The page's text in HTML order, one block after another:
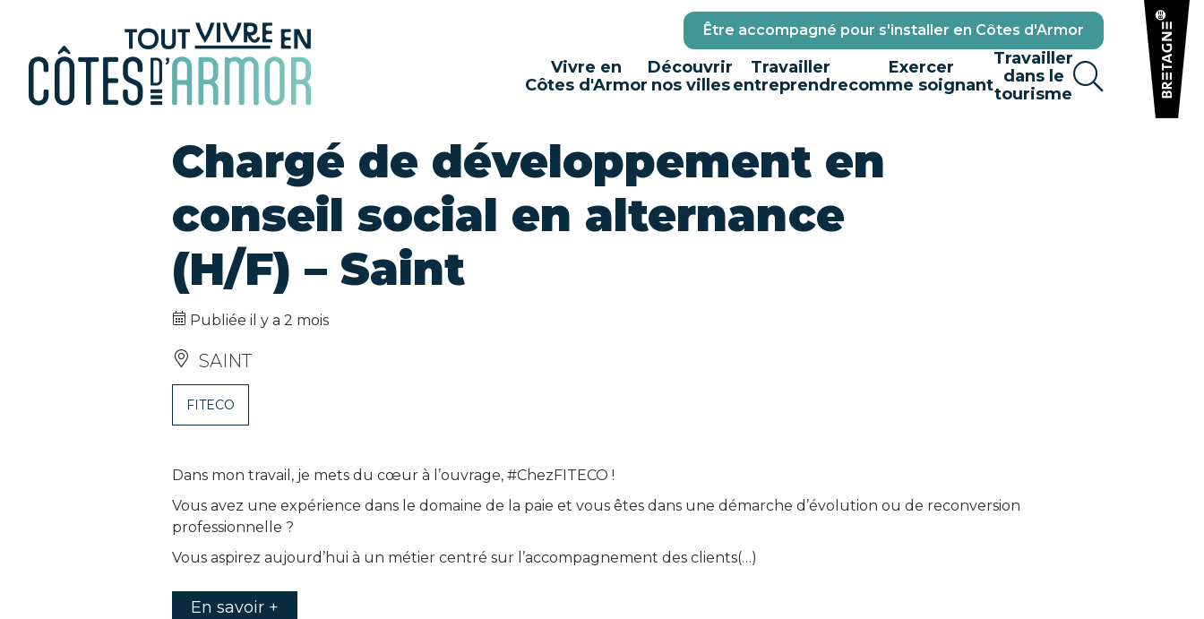
Être accompagné pour s'installer en Côtes d'Armor
Vivre en
Côtes d'Armor
Découvrir
nos villes
Travailler
entreprendre
Exercer
comme soignant
Travailler
dans le
tourisme
Chargé de développement en
conseil social en alternance
(H/F) – Saint
Publiée il y a 2 mois
SAINT
FITECO
Dans mon travail, je mets du cœur à l’ouvrage, #ChezFITECO !
Vous avez une expérience dans le domaine de la paie et vous êtes dans une démarche d’évolution ou de reconversion
professionnelle ?
Vous aspirez aujourd’hui à un métier centré sur l’accompagnement des clients(…)
En savoir +